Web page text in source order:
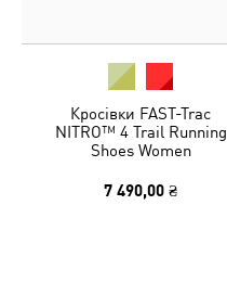
Кросівки FAST-Trac
NITRO™ 4 Trail Running
Shoes Women
7 490,00 ₴